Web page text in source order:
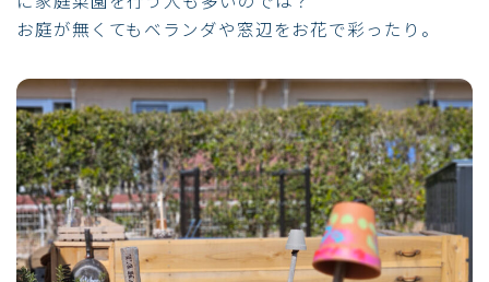
お庭が無くてもベランダや窓辺をお花で彩ったり。